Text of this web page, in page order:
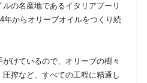
の名産地であるイタリアプーリ
年からオリーブオイルをつくり続
けているので、オリーブの樹々
搾など、すべての工程に精通し